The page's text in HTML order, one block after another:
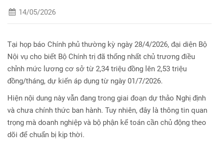
14/05/2026
Tại họp báo Chính phủ thường kỳ ngày 28/4/2026, đại diện Bộ
Nội vụ cho biết Bộ Chính trị đã thống nhất chủ trương điều
chỉnh mức lương cơ sở từ 2,34 triệu đồng lên 2,53 triệu
đồng/tháng, dự kiến áp dụng từ ngày 01/7/2026.
Hiện nội dung này vẫn đang trong giai đoạn dự thảo Nghị định
và chưa chính thức ban hành. Tuy nhiên, đây là thông tin quan
trọng mà doanh nghiệp và bộ phận kế toán cần chủ động theo
dõi để chuẩn bị kịp thời.